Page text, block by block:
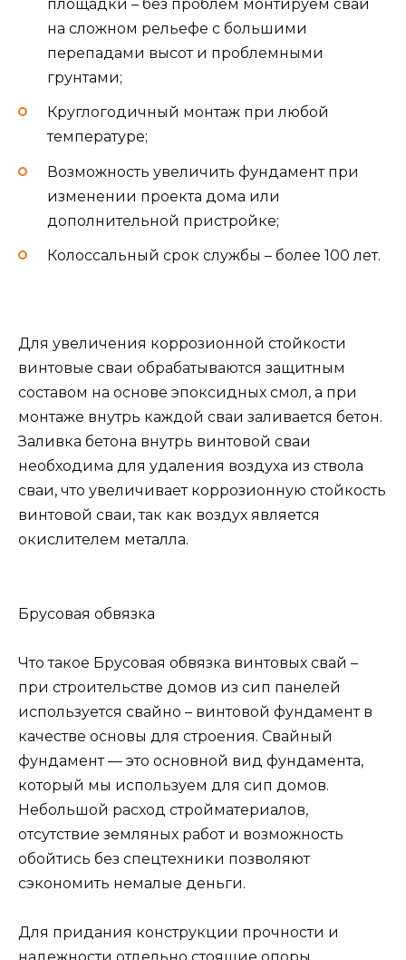
площадки – без проблем монтируем сваи
на сложном рельефе с большими
перепадами высот и проблемными
грунтами;
Круглогодичный монтаж при любой
температуре;
Возможность увеличить фундамент при
изменении проекта дома или
дополнительной пристройке;
Колоссальный срок службы – более 100 лет.
Для увеличения коррозионной стойкости
винтовые сваи обрабатываются защитным
составом на основе эпоксидных смол, а при
монтаже внутрь каждой сваи заливается бетон.
Заливка бетона внутрь винтовой сваи
необходима для удаления воздуха из ствола
сваи, что увеличивает коррозионную стойкость
винтовой сваи, так как воздух является
окислителем металла.
Брусовая обвязка
Что такое Брусовая обвязка винтовых свай –
при строительстве домов из сип панелей
используется свайно – винтовой фундамент в
качестве основы для строения. Свайный
фундамент — это основной вид фундамента,
который мы используем для сип домов.
Небольшой расход стройматериалов,
отсутствие земляных работ и возможность
обойтись без спецтехники позволяют
сэкономить немалые деньги.
Для придания конструкции прочности и